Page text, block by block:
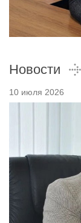
Новости
10 июля 2026